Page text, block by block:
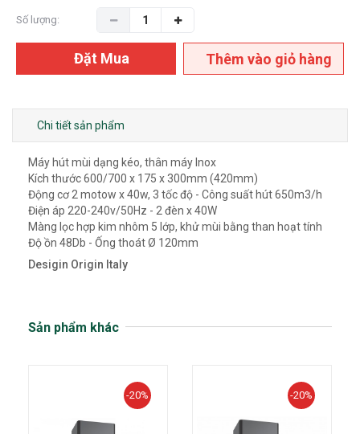
Số lượng:
Đặt Mua Thêm vào giỏ hàng
Chi tiết sản phẩm
Máy hút mùi dạng kéo, thân máy Inox
Kích thước 600/700 x 175 x 300mm (420mm)
Động cơ 2 motow x 40w, 3 tốc độ - Công suất hút 650m3/h
Điện áp 220-240v/50Hz - 2 đèn x 40W
Màng lọc hợp kim nhôm 5 lớp, khử mùi bằng than hoạt tính
Độ ồn 48Db - Ống thoát Ø 120mm
Desigin Origin Italy
Sản phẩm khác
-20% -20%